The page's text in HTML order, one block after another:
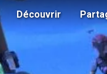
Découvrir